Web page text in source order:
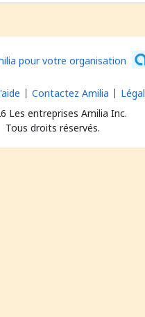
pour votre organisation
Les entreprises Amilia Inc.
Tous droits réservés.
Contactez Amilia Légal